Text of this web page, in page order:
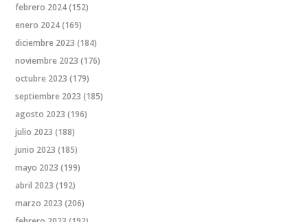
febrero 2024(152)
enero 2024(169)
diciembre 2023 (184)
noviembre 2023 (176)
octubre 2023 (179)
septiembre 2023 (185)
agosto 2023 (196)
julio 2023 (188)
junio 2023 (185)
mayo 2023 (199)
abril 2023 (192)
marzo 2023 (206)